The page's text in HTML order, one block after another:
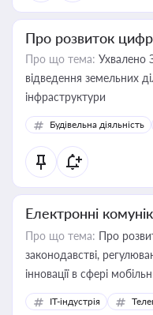
Про розвиток
Про що тема: Ухвалено
відведення земельних
інфраструктури
Будівельна діяльність
Електронні
Про що тема: Про
законодавстві,
інновації в сфері
IT-індустрія